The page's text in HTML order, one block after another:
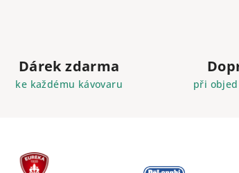
Dárek zdarma
ke každému kávovaru při